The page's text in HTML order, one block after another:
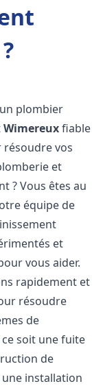
plombier
Wimereuxfiable
résoudre vos
et
? Vous êtes au
équipe de
et
vous aider.
rapidement et
résoudre
de
soit une fuite
de
installation